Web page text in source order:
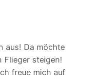
aus! Da möchte
steigen!
freue mich auf